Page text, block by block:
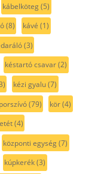
kábelköteg(5)
(8) kávé (1)
(3)
késtartó csavar(2)
kézi gyalu(7)
(79) kör(4)
(4)
központi egység(7)
kúpkerék(3)